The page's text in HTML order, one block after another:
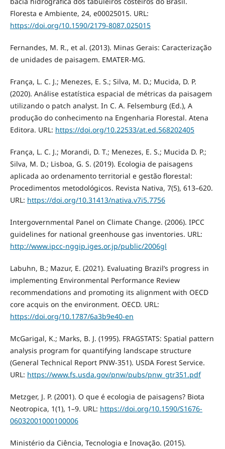
Floresta e Ambiente, 24, e00025015. URL:
https://doi.org/10.1590/2179-8087.025015
Fernandes, M. R., et al. (2013). Minas Gerais: Caracterização
de unidades de paisagem. EMATER-MG.
França, L. C. J.; Menezes, E. S.; Silva, M. D.; Mucida, D. P.
(2020). Análise estatística espacial de métricas da paisagem
utilizando o patch analyst. In C. A. Felsemburg (Ed.), A
produção do conhecimento na Engenharia Florestal. Atena
Editora. URL: https://doi.org/10.22533/at.ed.568202405
França, L. C. J.; Morandi, D. T.; Menezes, E. S.; Mucida D. P.;
Silva, M. D.; Lisboa, G. S. (2019). Ecologia de paisagens
aplicada ao ordenamento territorial e gestão florestal:
Procedimentos metodológicos. Revista Nativa, 7(5), 613–620.
URL: https://doi.org/10.31413/nativa.v7i5.7756
Intergovernmental Panel on Climate Change. (2006). IPCC
guidelines for national greenhouse gas inventories. URL:
http://www.ipcc-nggip.iges.or.jp/public/2006gl
Labuhn, B.; Mazur, E. (2021). Evaluating Brazil’s progress in
implementing Environmental Performance Review
recommendations and promoting its alignment with OECD
core acquis on the environment. OECD. URL:
https://doi.org/10.1787/6a3b9e40-en
McGarigal, K.; Marks, B. J. (1995). FRAGSTATS: Spatial pattern
analysis program for quantifying landscape structure
(General Technical Report PNW-351). USDA Forest Service.
URL: https://www.fs.usda.gov/pnw/pubs/pnw_gtr351.pdf
Metzger, J. P. (2001). O que é ecologia de paisagens? Biota
Neotropica, 1(1), 1–9. URL: https://doi.org/10.1590/S1676-
06032001000100006
Ministério da Ciência, Tecnologia e Inovação. (2015).